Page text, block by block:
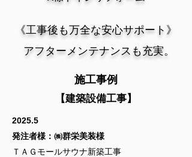
《工事後も万全な安心サポート》
アフターメンテナンスも充実。
施工事例
【建築設備工事】
2025.5
発注者様：㈱群栄美装様
ＴＡＧモールサウナ新築工事